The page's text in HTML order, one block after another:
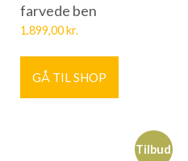
farvede ben
1.899,00kr.
GÅ TIL SHOP
Tilbud